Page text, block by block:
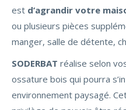
est d’agrandir votre
ou plusieurs pièces
manger, salle de détente,
SODERBAT réalise selon
ossature bois qui pourra
environnement paysagé.